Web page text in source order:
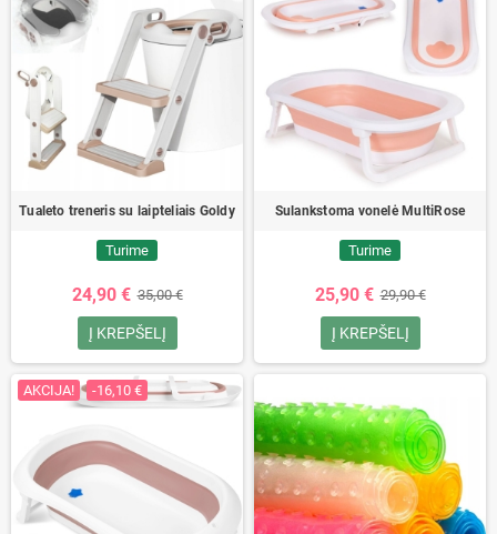
Tualeto treneris su laipteliais Goldy
Turime
24,90 € 35,00 €
Į KREPŠELĮ
Sulankstoma vonelė MultiRose
Turime
25,90 € 29,90 €
Į KREPŠELĮ
AKCIJA! -16,10 €